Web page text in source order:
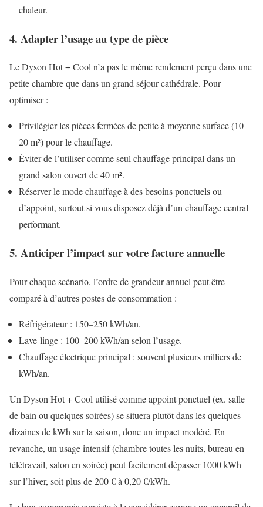
chaleur.
4. Adapter l’usage au type de pièce
Le Dyson Hot + Cool n’a pas le même rendement perçu dans une
petite chambre que dans un grand séjour cathédrale. Pour
optimiser :
Privilégier les pièces fermées de petite à moyenne surface (10–
20 m²) pour le chauffage.
Éviter de l’utiliser comme seul chauffage principal dans un
grand salon ouvert de 40 m².
Réserver le mode chauffage à des besoins ponctuels ou
d’appoint, surtout si vous disposez déjà d’un chauffage central
performant.
5. Anticiper l’impact sur votre facture annuelle
Pour chaque scénario, l’ordre de grandeur annuel peut être
comparé à d’autres postes de consommation :
Réfrigérateur : 150–250 kWh/an.
Lave-linge : 100–200 kWh/an selon l’usage.
Chauffage électrique principal : souvent plusieurs milliers de
kWh/an.
Un Dyson Hot + Cool utilisé comme appoint ponctuel (ex. salle
de bain ou quelques soirées) se situera plutôt dans les quelques
dizaines de kWh sur la saison, donc un impact modéré. En
revanche, un usage intensif (chambre toutes les nuits, bureau en
télétravail, salon en soirée) peut facilement dépasser 1000 kWh
sur l’hiver, soit plus de 200 € à 0,20 €/kWh.